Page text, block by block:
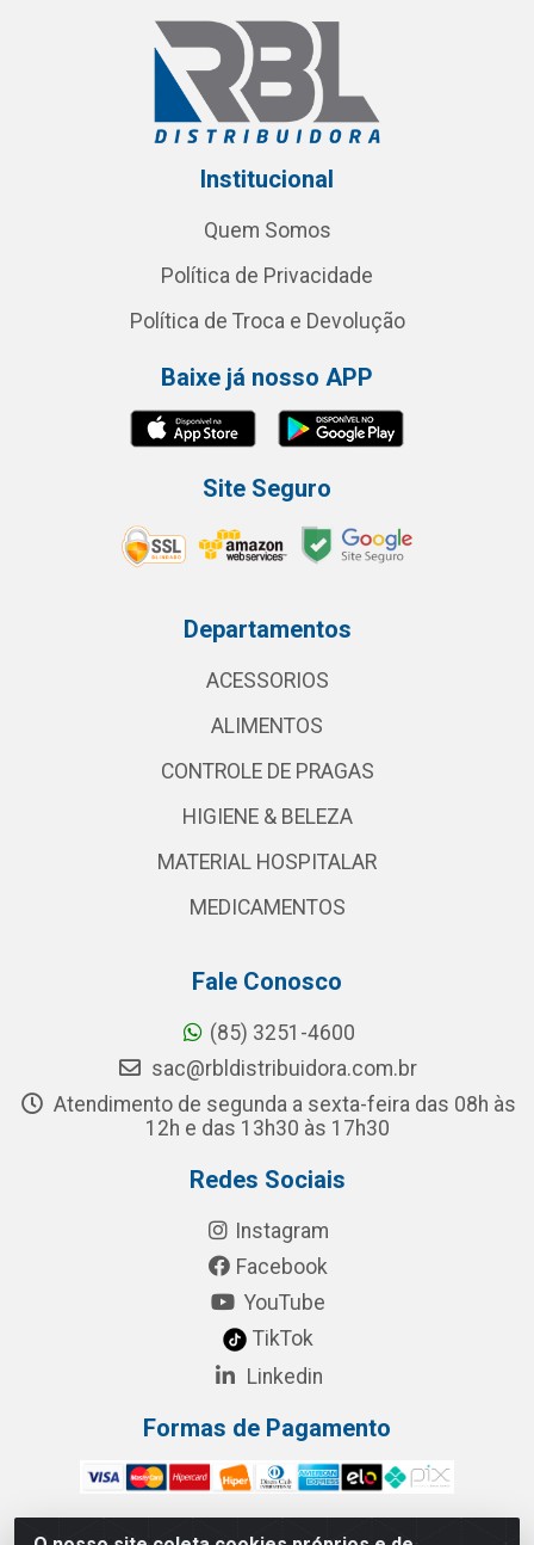
Institucional
Quem Somos
Política de Privacidade
Política de Troca e Devolução
Baixe já nosso APP
Site Seguro
Departamentos
ACESSORIOS
ALIMENTOS
CONTROLE DE PRAGAS
HIGIENE & BELEZA
MATERIAL HOSPITALAR
MEDICAMENTOS
Fale Conosco
(85) 3251-4600
sac@rbldistribuidora.com.br
Atendimento de segunda a sexta-feira das 08h às
12h e das 13h30 às 17h30
Redes Sociais
Instagram
Facebook
YouTube
TikTok
Linkedin
Formas de Pagamento